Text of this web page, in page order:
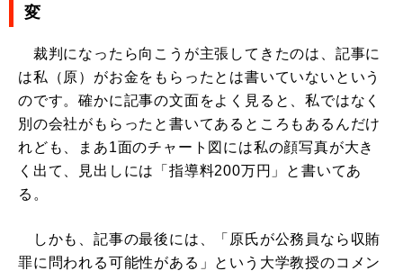
変
裁判になったら向こうが主張してきたのは、記事に
は私（原）がお金をもらったとは書いていないという
のです。確かに記事の文面をよく見ると、私ではなく
別の会社がもらったと書いてあるところもあるんだけ
れども、まあ1面のチャート図には私の顔写真が大き
く出て、見出しには「指導料200万円」と書いてあ
る。
しかも、記事の最後には、「原氏が公務員なら収賄
罪に問われる可能性がある」という大学教授のコメン